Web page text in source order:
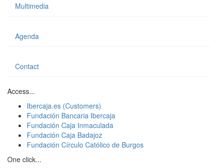
Multimedia
Agenda
Contact
Access...
Ibercaja.es (Customers)
Fundación Bancaria Ibercaja
Fundación Caja Inmaculada
Fundación Caja Badajoz
Fundación Círculo Católico de Burgos
One click...